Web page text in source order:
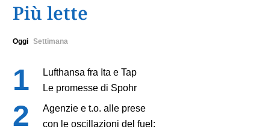
Più lette
Oggi Settimana
Lufthansa fra Ita e Tap
Le promesse di Spohr
Agenzie e t.o. alle prese
con le oscillazioni del fuel: